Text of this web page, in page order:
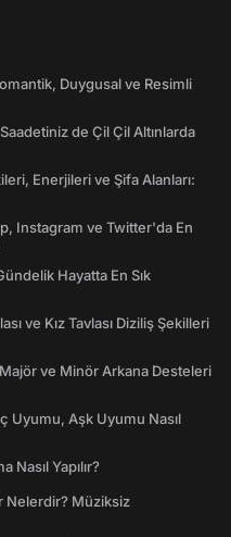
Duygusal ve Resimli
de Çil Çil Altınlarda
Enerjileri ve Şifa Alanları:
Instagram ve Twitter'da En
Hayatta En Sık
ve Kız Tavlası Diziliş Şekilleri
ve Minör Arkana Desteleri
Uyumu, Aşk Uyumu Nasıl
Yapılır?
Nelerdir? Müziksiz